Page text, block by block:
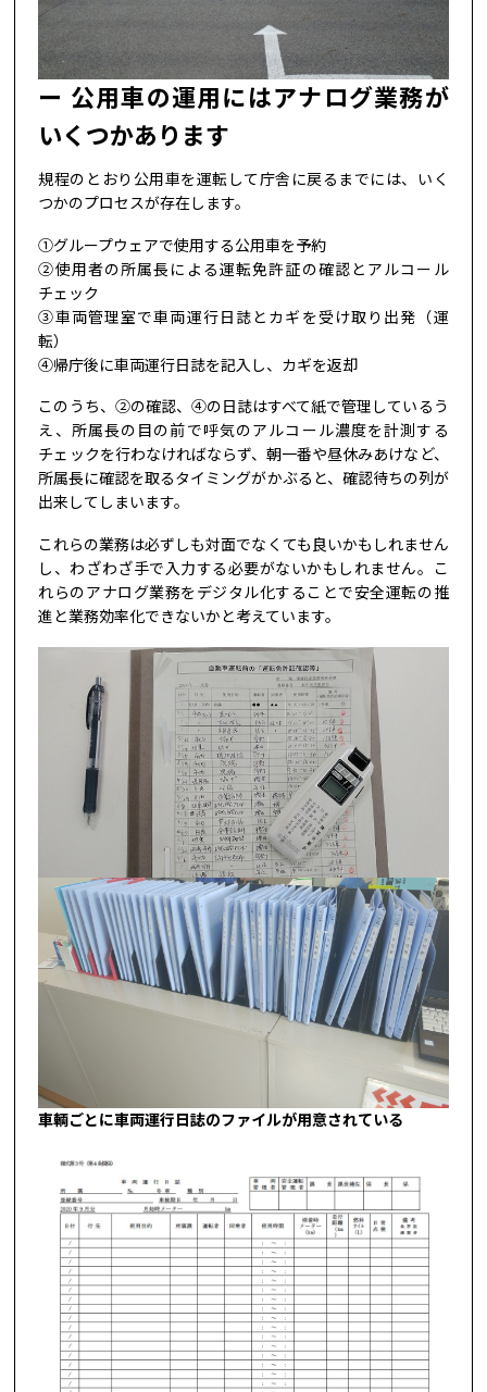
公用車の運用にはアナログ業務が
いくつかあります
規程のとおり公用車を運転して庁舎に戻るまでには、いく
つかのプロセスが存在します。
①グループウェアで使用する公用車を予約
②使用者の所属長による運転免許証の確認とアルコール
チェック
③車両管理室で車両運行日誌とカギを受け取り出発（運
転）
④帰庁後に車両運行日誌を記入し、カギを返却
このうち、②の確認、④の日誌はすべて紙で管理しているう
え、所属長の目の前で呼気のアルコール濃度を計測する
チェックを行わなければならず、朝一番や昼休みあけなど、
所属長に確認を取るタイミングがかぶると、確認待ちの列が
出来してしまいます。
これらの業務は必ずしも対面でなくても良いかもしれません
し、わざわざ手で入力する必要がないかもしれません。こ
れらのアナログ業務をデジタル化することで安全運転の推
進と業務効率化できないかと考えています。
車輌ごとに車両運行日誌のファイルが用意されている